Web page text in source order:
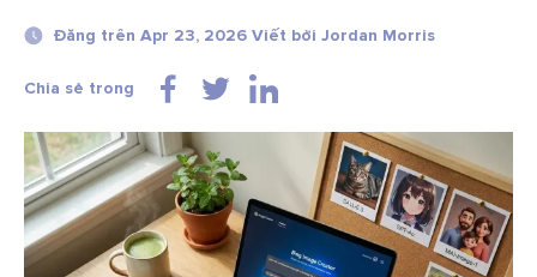
Đăng trên Apr 23, 2026 Viết bởi Jordan Morris
Chia sẻ trong